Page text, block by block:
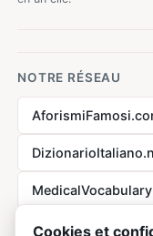
NOTRE RÉSEAU
Cookies et